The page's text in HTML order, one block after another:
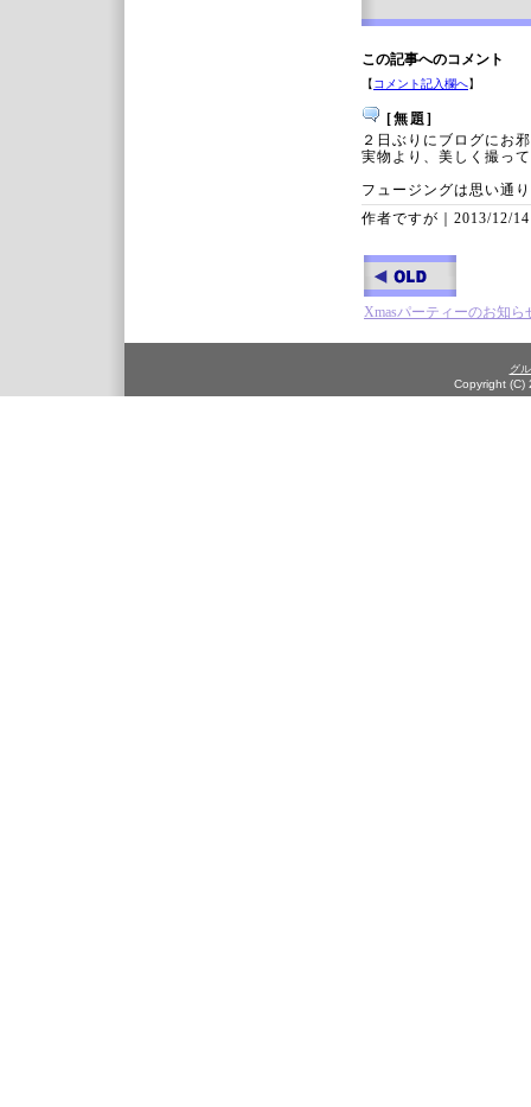
この記事へのコメント
【コメント記入欄へ】
[無題]
２日ぶりにブログにお
実物より、美しく撮っ
フュージングは思い通
作者ですが｜ 2013/12/
Xmasパーティーのお知ら
グ
Copyright (C)